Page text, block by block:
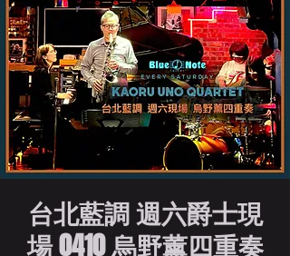
台北藍調 週六爵士現
場 0410 烏野薰四重奏